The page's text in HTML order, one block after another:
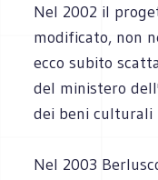
Nel 2002 il
modificato, non
ecco subito
del ministero
dei beni culturali
Nel 2003